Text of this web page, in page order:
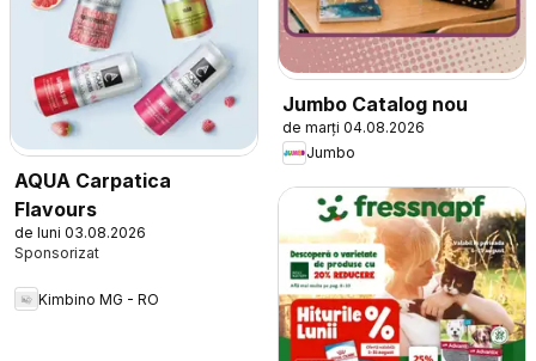
AQUA Carpatica
Flavours
de luni 03.08.2026
Kimbino MG - RO
Jumbo Catalog nou
de marți 04.08.2026
Jumbo